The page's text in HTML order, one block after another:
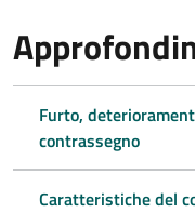
Furto,
contrassegno
Caratteristiche del